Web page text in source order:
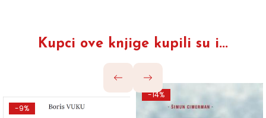
Kupci ove knjige kupili su i...
-9%
-14%